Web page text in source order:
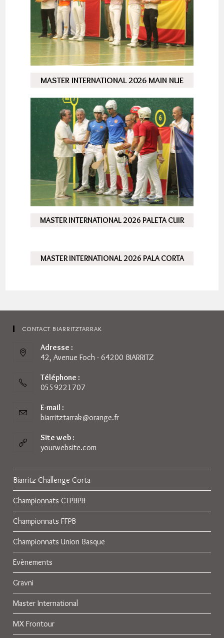
MASTER INTERNATIONAL 2026 MAIN NUE
MASTER INTERNATIONAL 2026 PALETA CUIR
MASTER INTERNATIONAL 2026 PALA CORTA
CONTACT BIARRITZTARRAK
Adresse :
42, Avenue Foch - 64200 BIARRITZ
Téléphone :
0559221707
E-mail :
biarritztarrak@orange.fr
Site web :
yourwebsite.com
Biarritz Challenge Corta
Championnats CTPBPB
Championnats FFPB
Championnats Union Basque
Evènements
Gravni
Master International
MX Frontour